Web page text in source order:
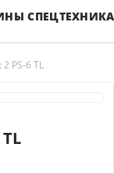
СПЕЦТЕХНИКА
PS-6 TL